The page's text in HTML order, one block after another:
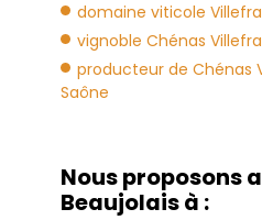
domaine viticole
vignoble Chénas
producteur de Chénas
Saône
Nous proposons
Beaujolais à :